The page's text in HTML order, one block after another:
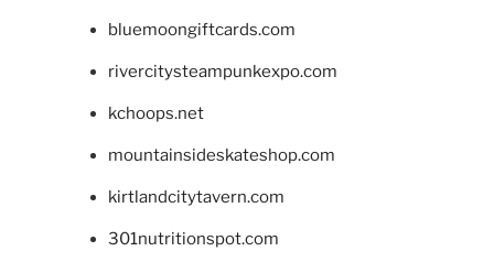
bluemoongiftcards.com
rivercitysteampunkexpo.com
kchoops.net
mountainsideskateshop.com
kirtlandcitytavern.com
301nutritionspot.com